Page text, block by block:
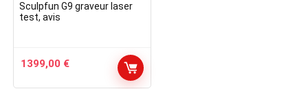
Sculpfun G9 graveur laser
test, avis
1399,00 €